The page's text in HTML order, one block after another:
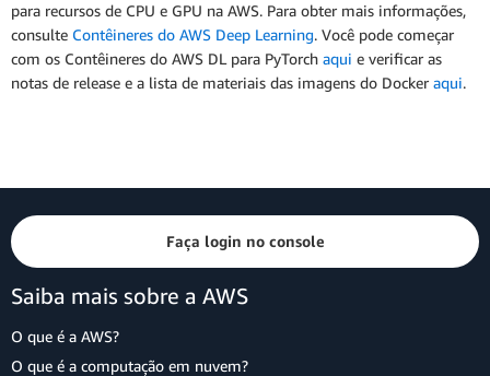
para recursos de CPU e GPU na AWS. Para obter mais informações,
consulte Contêineres do AWS Deep Learning. Você pode começar
com os Contêineres do AWS DL para PyTorch aqui e verificar as
notas de release e a lista de materiais das imagens do Docker aqui.
Faça login no console
Saiba mais sobre a AWS
O que é a AWS?
O que é a computação em nuvem?